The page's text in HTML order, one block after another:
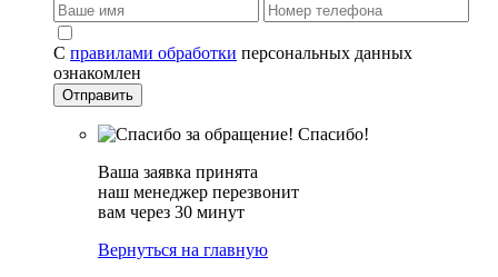
С правилами обработки персональных данных
ознакомлен
Спасибо!
Ваша заявка принята
наш менеджер перезвонит
вам через 30 минут
Вернуться на главную